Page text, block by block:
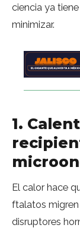
ciencia ya
minimizar.
1.
El calor hace
ftalatos
disruptores